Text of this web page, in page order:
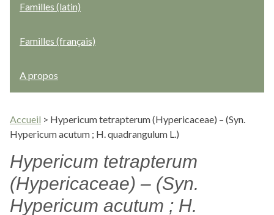
Familles (latin)
Familles (français)
A propos
Accueil > Hypericum tetrapterum (Hypericaceae) – (Syn.
Hypericum acutum ; H. quadrangulum L.)
Hypericum tetrapterum
(Hypericaceae) – (Syn.
Hypericum acutum ; H.